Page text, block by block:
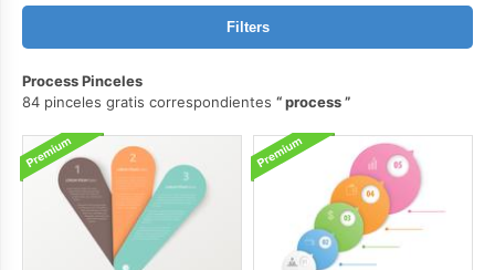
Filters
Process Pinceles
84 pinceles gratis correspondientes
process